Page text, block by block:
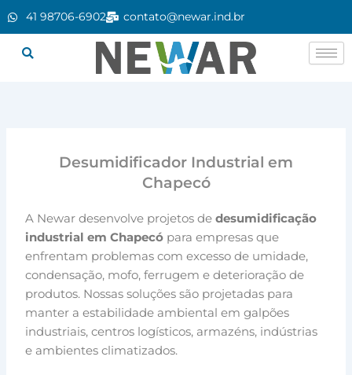
41 98706-6902 contato@newar.ind.br
Desumidificador Industrial em
Chapecó
A Newar desenvolve projetos dedesumidificação
industrial em Chapecó para empresas que
enfrentam problemas com excesso de umidade,
condensação, mofo, ferrugem e deterioração de
produtos. Nossas soluções são projetadas para
manter a estabilidade ambiental em galpões
industriais, centros logísticos, armazéns, indústrias
e ambientes climatizados.